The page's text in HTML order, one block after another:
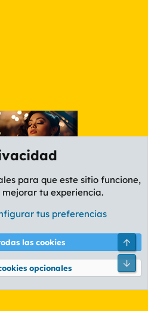
AMARILLO
Política de privacidad Ayuda
2010-2026 XenForo Ltd.
para que este sitio funcione,
tu experiencia.
tus preferencias
las cookies
opcionales
Pie